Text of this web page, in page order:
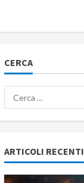
CERCA
Ricerca
per:
ARTICOLI RECENTI